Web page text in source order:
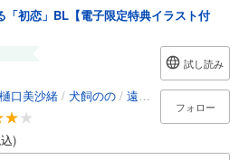
「初恋」BL【電子限定特典イラスト付
樋口美沙緒 / 犬飼のの / 遠野春日 /釘宮つか
)
試し読み
フォロー